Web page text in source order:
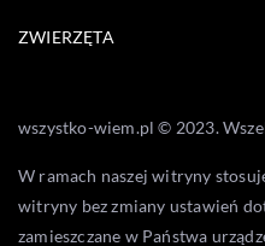
ZWIERZĘTA
wszystko-wiem.pl © 2023.
W ramach naszej witryny
witryny bez zmiany ustawień
zamieszczane w Państwa